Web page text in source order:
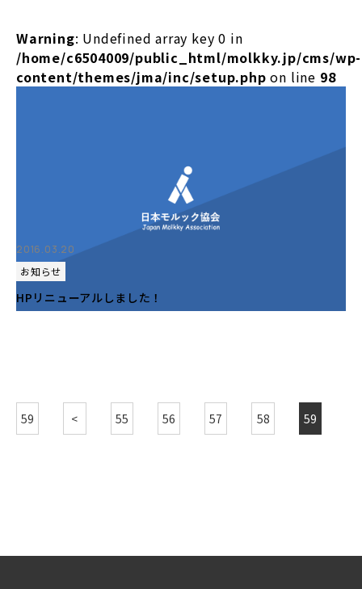
Warning: Undefined array key 0 in
/home/c6504009/public_html/molkky.jp/cms/wp-
content/themes/jma/inc/setup.php on line 98
2016.03.20
お知らせ
HPリニューアルしました！
59 < 55 56 57 58 59